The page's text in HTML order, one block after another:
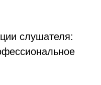
слушателя: